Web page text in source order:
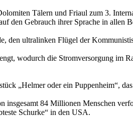
Tälern und Friaul zum 3.
den Gebrauch ihrer Sprache in
den ultralinken Flügel der
wodurch die Stromversorgung im
„Helmer oder ein Puppenheim“,
84 Millionen Menschen
Schurke“ in den USA.